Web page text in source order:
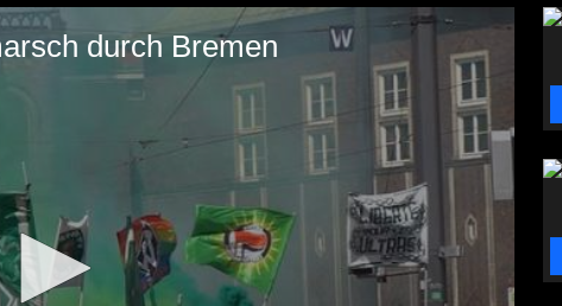
durch Bremen
Fanmarsch durch
gegen RB Leipzig treffen sich
zum Weserstadion zu